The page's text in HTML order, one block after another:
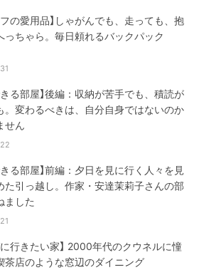
フの愛用品】しゃがんでも、走っても、抱
っちゃら。毎日頼れるバックパック
きる部屋】後編：収納が苦手でも、積読が
。変わるべきは、自分自身ではないのか
せん
きる部屋】前編：夕日を見に行く人々を見
た引っ越し。作家・安達茉莉子さんの部
ました
に行きたい家】 2000年代のクウネルに憧
茶店のような窓辺のダイニング